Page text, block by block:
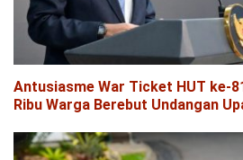
Antusiasme War Ticket HUT ke-
Ribu Warga Berebut Undangan